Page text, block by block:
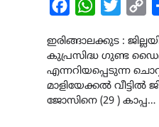
FacebookWhatsAppTwitter
ഇരിങ്ങാലക്കുട :
കുപ്രസിദ്ധ ഗുണ്ട
എന്നറിയപ്പെടുന്ന
മാളിയേക്കല്‍ വീട്ടില്‍
ജോസിനെ (29 ) കാപ്പ…